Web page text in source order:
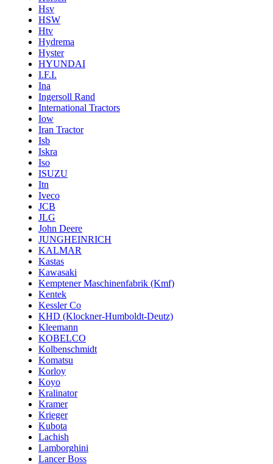
Hsv
HSW
Htv
Hydrema
Hyster
HYUNDAI
I.F.I.
Ina
Ingersoll Rand
International Tractors
Iow
Iran Tractor
Isb
Iskra
Iso
ISUZU
Itn
Iveco
JCB
JLG
John Deere
JUNGHEINRICH
KALMAR
Kastas
Kawasaki
Kemptener Maschinenfabrik (Kmf)
Kentek
Kessler Co
KHD (Klockner-Humboldt-Deutz)
Kleemann
KOBELCO
Kolbenschmidt
Komatsu
Korloy
Koyo
Kralinator
Kramer
Krieger
Kubota
Lachish
Lamborghini
Lancer Boss